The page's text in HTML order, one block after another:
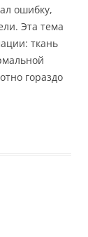
ошибку,
Эта тема
ткань
гораздо